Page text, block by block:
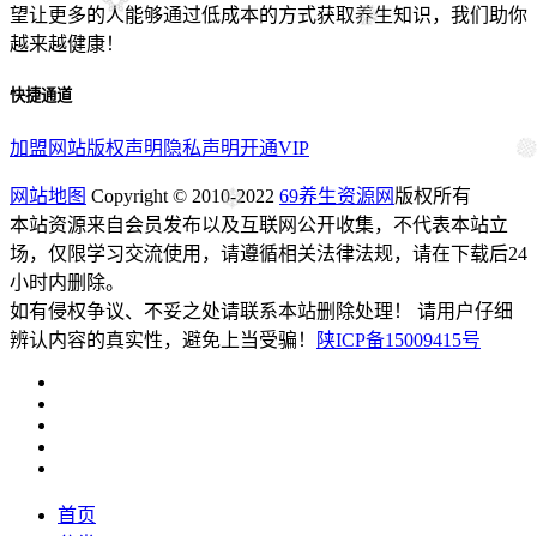
望让更多的人能够通过低成本的方式获取养生知识，我们助你
越来越健康！
快捷通道
加盟网站版权声明 隐私声明开通VIP
网站地图 Copyright © 2010-2022 69养生资源网 版权所有
本站资源来自会员发布以及互联网公开收集，不代表本站立
场，仅限学习交流使用，请遵循相关法律法规，请在下载后24
小时内删除。
如有侵权争议、不妥之处请联系本站删除处理！ 请用户仔细
辨认内容的真实性，避免上当受骗！
陕ICP备15009415号
首页